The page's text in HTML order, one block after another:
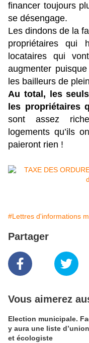
financer toujours
se désengage.
Les dindons de la
propriétaires qui
locataires qui
augmenter
les bailleurs de
Au total, les
les propriétaires
sont assez
logements qu’ils
paieront rien !
#Lettres d'informations
Partager
Vous aimerez
Election municipale.
y aura une liste
et écologiste